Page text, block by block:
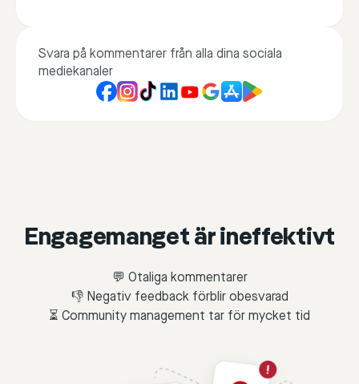
Svara på kommentarer från alla dina sociala
mediekanaler
Engagemanget är ineffektivt
💬 Otaliga kommentarer
👎 Negativ feedback förblir obesvarad
⏳ Community management tar för mycket tid